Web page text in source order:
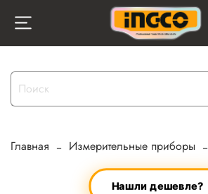
Главная Измерительные приборы
Нашли дешевле?